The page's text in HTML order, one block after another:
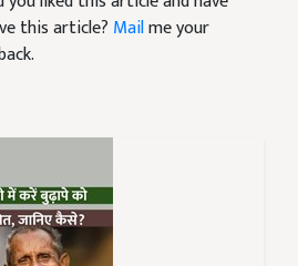
this article? Mailme your